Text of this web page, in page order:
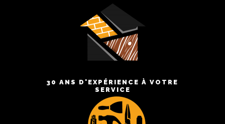
30 ANS D'EXPÉRIENCE À VOTRE
SERVICE